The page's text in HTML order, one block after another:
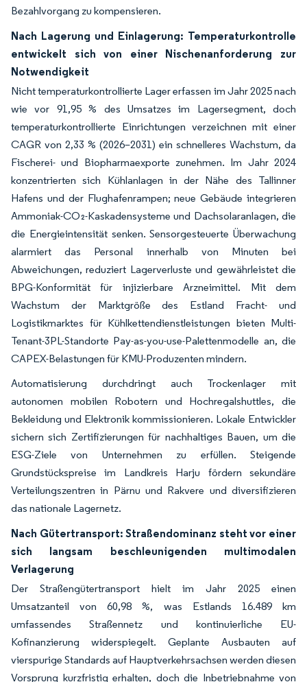
Bezahlvorgang zu kompensieren.
Nach Lagerung und Einlagerung: Temperaturkontrolle
entwickelt sich von einer Nischenanforderung zur
Notwendigkeit
Nicht temperaturkontrollierte Lager erfassen im Jahr 2025 nach
wie vor 91,95 % des Umsatzes im Lagersegment, doch
temperaturkontrollierte Einrichtungen verzeichnen mit einer
CAGR von 2,33 % (2026–2031) ein schnelleres Wachstum, da
Fischerei- und Biopharmaexporte zunehmen. Im Jahr 2024
konzentrierten sich Kühlanlagen in der Nähe des Tallinner
Hafens und der Flughafenrampen; neue Gebäude integrieren
Ammoniak-CO₂-Kaskadensysteme und Dachsolaranlagen, die
die Energieintensität senken. Sensorgesteuerte Überwachung
alarmiert das Personal innerhalb von Minuten bei
Abweichungen, reduziert Lagerverluste und gewährleistet die
BPG-Konformität für injizierbare Arzneimittel. Mit dem
Wachstum der Marktgröße des Estland Fracht- und
Logistikmarktes für Kühlkettendienstleistungen bieten Multi-
Tenant-3PL-Standorte Pay-as-you-use-Palettenmodelle an, die
CAPEX-Belastungen für KMU-Produzenten mindern.
Automatisierung durchdringt auch Trockenlager mit
autonomen mobilen Robotern und Hochregalshuttles, die
Bekleidung und Elektronik kommissionieren. Lokale Entwickler
sichern sich Zertifizierungen für nachhaltiges Bauen, um die
ESG-Ziele von Unternehmen zu erfüllen. Steigende
Grundstückspreise im Landkreis Harju fördern sekundäre
Verteilungszentren in Pärnu und Rakvere und diversifizieren
das nationale Lagernetz.
Nach Gütertransport: Straßendominanz steht vor einer
sich langsam beschleunigenden multimodalen
Verlagerung
Der Straßengütertransport hielt im Jahr 2025 einen
Umsatzanteil von 60,98 %, was Estlands 16.489 km
umfassendes Straßennetz und kontinuierliche EU-
Kofinanzierung widerspiegelt. Geplante Ausbauten auf
vierspurige Standards auf Hauptverkehrsachsen werden diesen
Vorsprung kurzfristig erhalten, doch die Inbetriebnahme von